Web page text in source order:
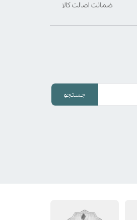
ضمانت اصالت کالا
جستجو